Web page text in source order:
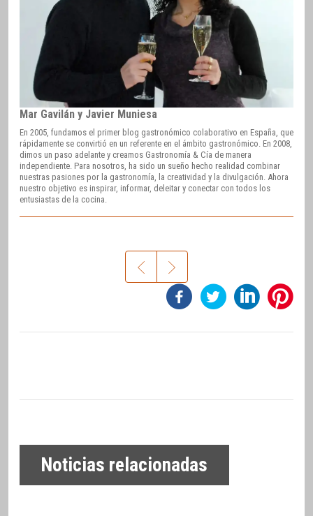
Mar Gavilán y Javier Muniesa
En 2005, fundamos el primer blog gastronómico colaborativo en España, que
rápidamente se convirtió en un referente en el ámbito gastronómico. En 2008,
dimos un paso adelante y creamos Gastronomía & Cía de manera
independiente. Para nosotros, ha sido un sueño hecho realidad combinar
nuestras pasiones por la gastronomía, la creatividad y la divulgación. Ahora
nuestro objetivo es inspirar, informar, deleitar y conectar con todos los
entusiastas de la cocina.
Noticias relacionadas